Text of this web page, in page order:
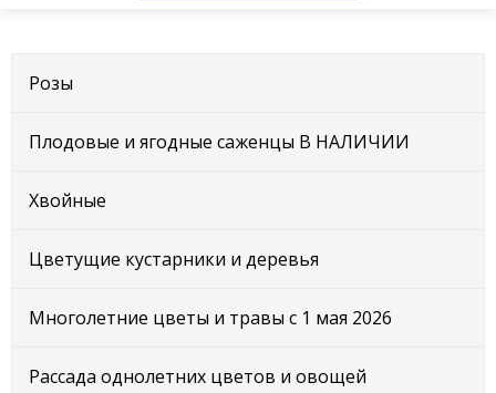
Розы
Плодовые и ягодные саженцы В НАЛИЧИИ
Хвойные
Цветущие кустарники и деревья
Многолетние цветы и травы с 1 мая 2026
Рассада однолетних цветов и овощей